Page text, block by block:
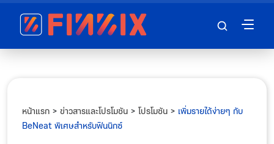
หน้าแรก > ข่าวสารและโปรโมชัน > โปรโมชัน > เพิ่มรายได้ง่ายๆ กับ
BeNeat พิเศษสำหรับฟินนิกซ์